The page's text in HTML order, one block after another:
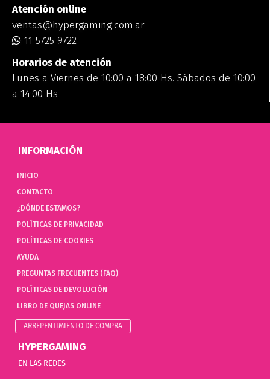
Atención online
ventas@hypergaming.com.ar
11 5725 9722
Horarios de atención
Lunes a Viernes de 10:00 a 18:00 Hs. Sábados de 10:00
a 14:00 Hs
INFORMACIÓN
INICIO
CONTACTO
¿DÓNDE ESTAMOS?
POLÍTICAS DE PRIVACIDAD
POLÍTICAS DE COOKIES
AYUDA
PREGUNTAS FRECUENTES (FAQ)
POLÍTICAS DE DEVOLUCIÓN
LIBRO DE QUEJAS ONLINE
ARREPENTIMIENTO DE COMPRA
HYPERGAMING
EN LAS REDES